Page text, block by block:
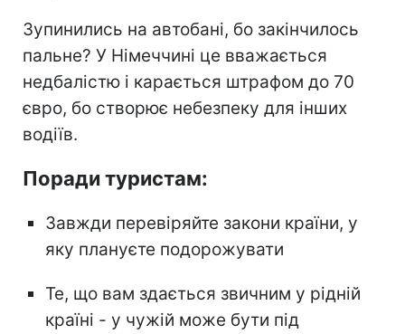
Зупинились на автобані, бо закінчилось
пальне? У Німеччині це вважається
недбалістю і карається штрафом до 70
євро, бо створює небезпеку для інших
водіїв.
Поради туристам:
Завжди перевіряйте закони країни, у
яку плануєте подорожувати
Те, що вам здається звичним у рідній
країні - у чужій може бути під